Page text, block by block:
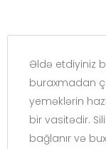
Əldə etdiyiniz
buraxmadan
yeməklərin
bir vasitədir.
bağlanır və